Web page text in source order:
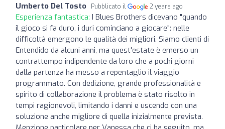
Umberto Del Tosto Pubblicato il 2 years ago
Esperienza fantastica: I Blues Brothers dicevano "quando
il gioco si fa duro, i duri cominciano a giocare": nelle
difficoltà emergono le qualità dei migliori. Siamo clienti di
Entendido da alcuni anni, ma quest'estate è emerso un
contrattempo indipendente da loro che a pochi giorni
dalla partenza ha messo a repentaglio il viaggio
programmato. Con dedizione, grande professionalità e
spirito di collaborazione il problema è stato risolto in
tempi ragionevoli, limitando i danni e uscendo con una
soluzione anche migliore di quella inizialmente prevista.